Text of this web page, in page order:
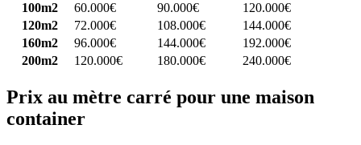
100m2
60.000€ 90.000€
120.000€
120m2
72.000€ 108.000€
144.000€
160m2
96.000€ 144.000€
192.000€
200m2
120.000€ 180.000€ 240.000€
Prix au mètre carré pour une maison
container